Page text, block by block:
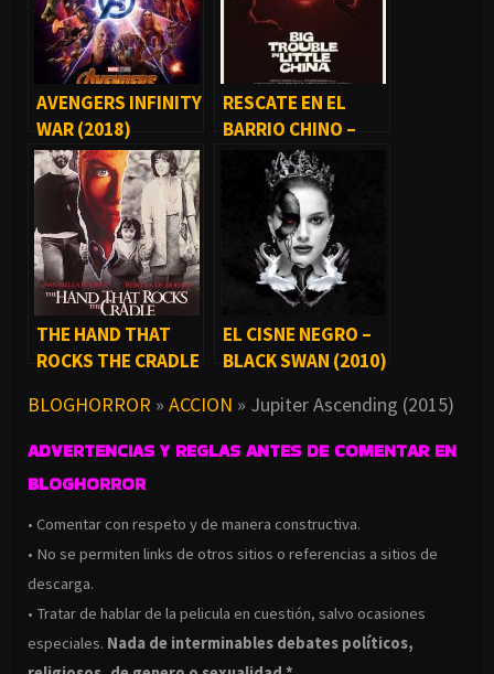
AVENGERS INFINITY
WAR (2018)
RESCATE EN EL
BARRIO CHINO –
BIG TROUBLE IN
LITTLE CHINA
(1986)
THE HAND THAT
ROCKS THE CRADLE
MECE LA CUNA
(1992)
EL CISNE NEGRO –
BLACK SWAN (2010)
BLOGHORROR » ACCION » Jupiter Ascending (2015)
ADVERTENCIAS Y REGLAS ANTES DE COMENTAR EN
BLOGHORROR
• Comentar con respeto y de manera constructiva.
• No se permiten links de otros sitios o referencias a sitios de
descarga.
• Tratar de hablar de la pelicula en cuestión, salvo ocasiones
especiales. Nada de interminables debates políticos,